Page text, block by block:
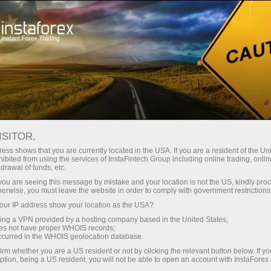
Швидке відкриття рахунку Торгова платформа
Інвесторам Партнерам
рахунок
6 месяцев 9 месяцев Общая
shows that you are currently located in the USA. If you are a resident of the
from using the services of InstaFintech Group including online trading,
of funds, etc.
are seeing this message by mistake and your location is not the US, kindly
you must leave the website in order to comply with government
IP address show your location as the USA?
a VPN provided by a hosting company based in the United States;
not have proper WHOIS records;
in the WHOIS geolocation database.
whether you are a US resident or not by clicking the relevant button below. If
being a US resident, you will not be able to open an account with InstaForex